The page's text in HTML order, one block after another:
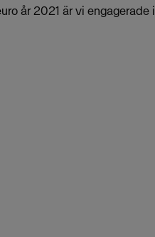
år 2021 är vi engagerade i